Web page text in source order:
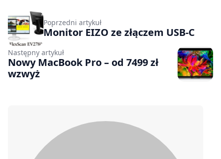
Poprzedni artykuł
Monitor EIZO ze złączem USB-C
Następny artykuł
Nowy MacBook Pro – od 7499 zł
wzwyż